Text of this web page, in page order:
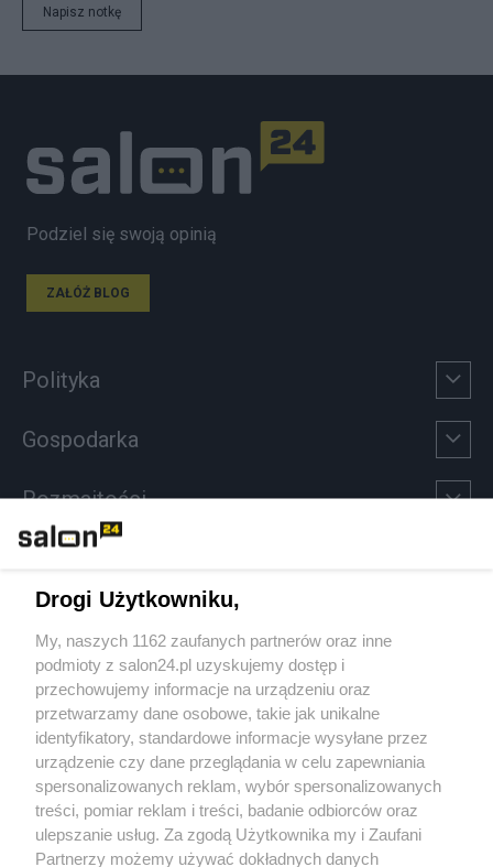
Napisz notkę
Podziel się swoją opinią
ZAŁÓŻ BLOG
Polityka
Gospodarka
Rozmaitości
Sport
Społeczeństwo
Kultura
X Facebook Instagram Youtube
Drogi Użytkowniku,
My, naszych 1162 zaufanych partnerów oraz inne
podmioty z salon24.pl uzyskujemy dostęp i
przechowujemy informacje na urządzeniu oraz
przetwarzamy dane osobowe, takie jak unikalne
identyfikatory, standardowe informacje wysyłane przez
urządzenie czy dane przeglądania w celu zapewniania
spersonalizowanych reklam, wybór spersonalizowanych
treści, pomiar reklam i treści, badanie odbiorców oraz
ulepszanie usług. Za zgodą Użytkownika my i Zaufani
Partnerzy możemy używać dokładnych danych